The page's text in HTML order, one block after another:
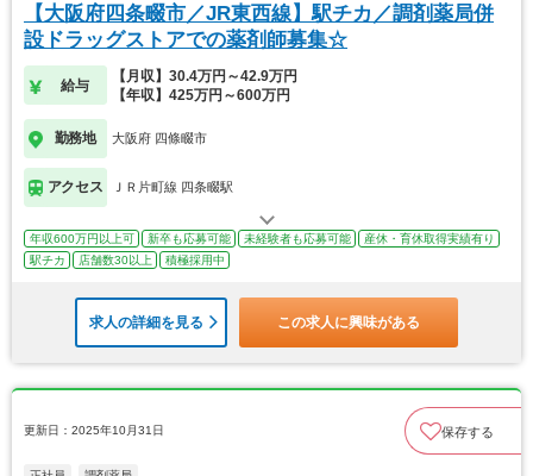
【大阪府四条畷市／JR東西線】駅チカ／調剤薬局併
設ドラッグストアでの薬剤師募集☆
給与
【月収】30.4万円～42.9万円
【年収】425万円～600万円
勤務地 大阪府 四條畷市
アクセス ＪＲ片町線 四条畷駅
年収600万円以上可 新卒も応募可能 未経験者も応募可能
産休・育休取得実績有り
駅チカ
店舗数30以上 積極採用中
求人の詳細を見る この求人に興味がある
更新日：2025年10月31日 保存する